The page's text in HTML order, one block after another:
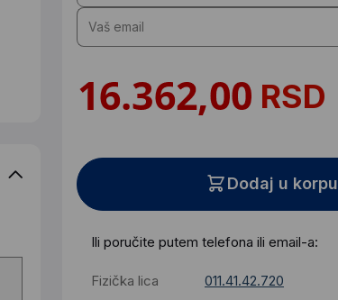
RSD
Dodaj u korpu
Ili poručite putem telefona ili email-a:
Fizička lica
011.41.42.720